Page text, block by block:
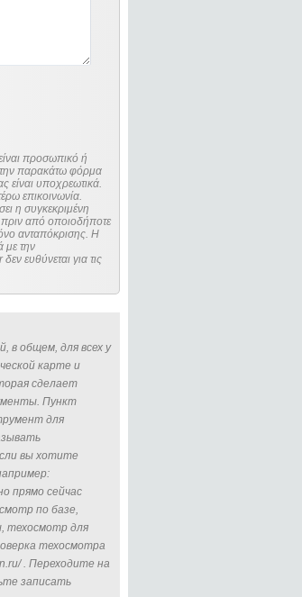
προσωπικό ή
παρακάτω φόρμα
είναι υποχρεωτικά.
επικοινωνία.
η συγκεκριμένη
ανταπόκρισης. Η
με την
ευθύνεται για τις
в общем, для всех у
карте и
сделает
Пункт
для
вы хотите
прямо сейчас
по базе,
техосмотр для
техосмотра
. Переходите на
записать